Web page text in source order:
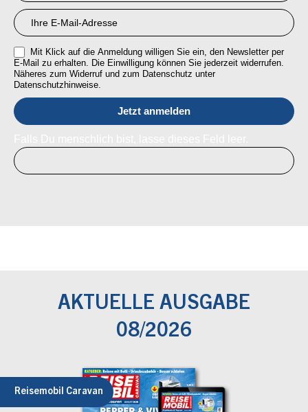
Mit Klick auf die Anmeldung willigen Sie ein, den Newsletter per
E-Mail zu erhalten. Die Einwilligung können Sie jederzeit widerrufen.
Näheres zum Widerruf und zum Datenschutz unter
Datenschutzhinweise.
AKTUELLE AUSGABE
08/2026
Reisemobil Caravan